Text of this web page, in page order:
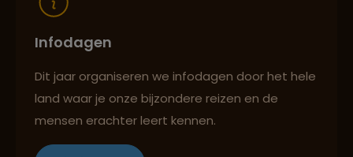
Infodagen
Dit jaar organiseren we infodagen door het hele
land waar je onze bijzondere reizen en de
mensen erachter leert kennen.